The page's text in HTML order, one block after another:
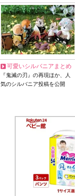
可愛いシルバニアまとめ
『鬼滅の刃』の再現ほか、人
気のシルバニア投稿を公開